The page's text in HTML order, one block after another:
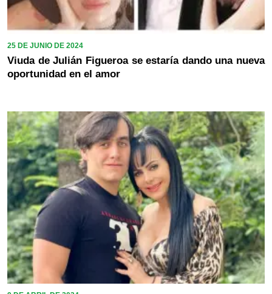
25 DE JUNIO DE 2024
Viuda de Julián Figueroa se estaría dando una nueva
oportunidad en el amor